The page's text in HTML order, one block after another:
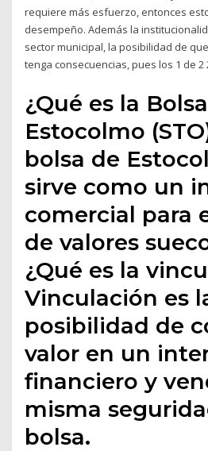
requiere más esfuerzo, entonces
desempeño. Además la
sector municipal, la posibilidad de
tenga consecuencias, pues los 1 de 2
¿Qué es la
Estocolmo
bolsa de
sirve como un
comercial para
de valores
¿Qué es la
Vinculación es
posibilidad de
valor en un
financiero y
misma
bolsa.